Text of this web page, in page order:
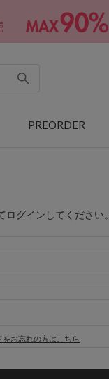
PREORDER
グインしてください。
をお忘れの方はこちら